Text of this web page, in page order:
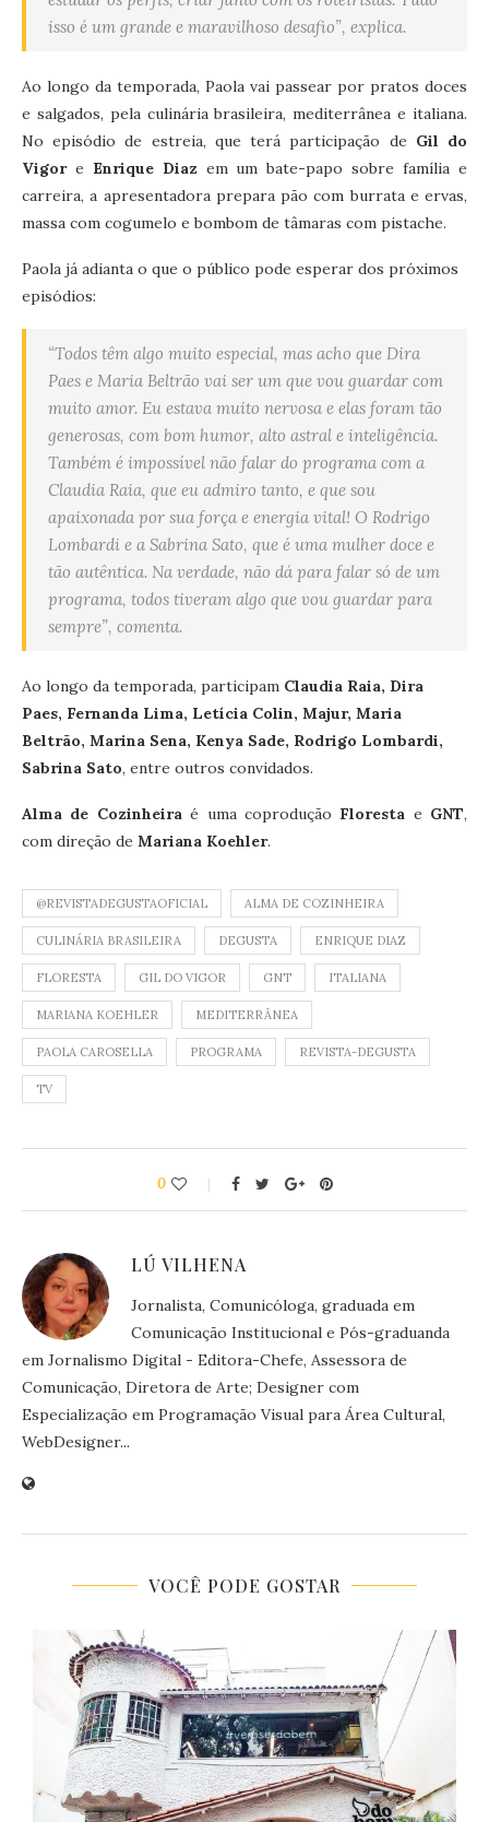
isso é um grande e maravilhoso desafio”, explica.
Ao longo da temporada, Paola vai passear por pratos doces
e salgados, pela culinária brasileira, mediterrânea e italiana.
No episódio de estreia, que terá participação de Gil do
Vigore Enrique Diazem um bate-papo sobre família e
carreira, a apresentadora prepara pão com burrata e ervas,
massa com cogumelo e bombom de tâmaras com pistache.
Paola já adianta o que o público pode esperar dos próximos
episódios:
“Todos têm algo muito especial, mas acho que Dira
Paes e Maria Beltrão vai ser um que vou guardar com
muito amor. Eu estava muito nervosa e elas foram tão
generosas, com bom humor, alto astral e inteligência.
Também é impossível não falar do programa com a
Claudia Raia, que eu admiro tanto, e que sou
apaixonada por sua força e energia vital! O Rodrigo
Lombardi e a Sabrina Sato, que é uma mulher doce e
tão autêntica. Na verdade, não dá para falar só de um
programa, todos tiveram algo que vou guardar para
sempre”, comenta.
Ao longo da temporada, participam Claudia Raia, Dira
Paes, Fernanda Lima, Letícia Colin, Majur, Maria
Beltrão, Marina Sena, Kenya Sade, Rodrigo Lombardi,
Sabrina Sato, entre outros convidados.
Alma de Cozinheiraé uma coprodução Floresta e GNT,
com direção de Mariana Koehler.
@REVISTADEGUSTAOFICIAL ALMA DE COZINHEIRA
CULINÁRIA BRASILEIRA DEGUSTA ENRIQUE DIAZ
FLORESTA GIL DO VIGOR GNT ITALIANA
MARIANA KOEHLER MEDITERRÂNEA
PAOLA CAROSELLA PROGRAMA REVISTA-DEGUSTA
TV
0
LÚ VILHENA
Jornalista, Comunicóloga, graduada em
Comunicação Institucional e Pós-graduanda
em Jornalismo Digital - Editora-Chefe, Assessora de
Comunicação, Diretora de Arte; Designer com
Especialização em Programação Visual para Área Cultural,
WebDesigner...
VOCÊ PODE GOSTAR